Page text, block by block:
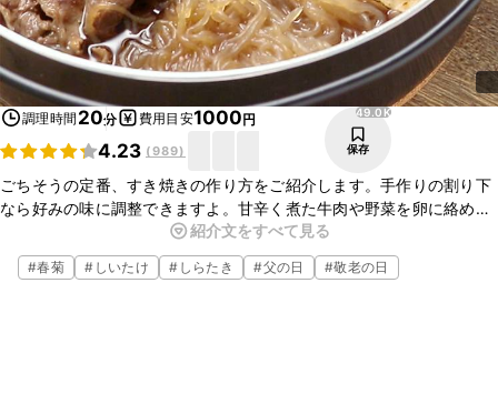
調理時間 20分 費用目安1000円
4.23 (989)
49.0K
保存
ごちそうの定番、すき焼きの作り方をご紹介します。手作りの割り下
なら好みの味に調整できますよ。甘辛く煮た牛肉や野菜を卵に絡めて
食べると絶品です。ぜひお試しくださいね。
紹介文をすべて見る
#春菊 # しいたけ # しらたき #父の日 #敬老の日